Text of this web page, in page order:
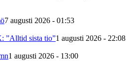
7 augusti 2026 - 01:53
”Alltid sista tio”1 augusti 2026 - 22:08
1 augusti 2026 - 13:00